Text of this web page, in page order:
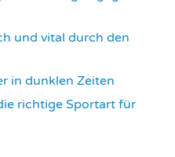
und vital durch den
in dunklen Zeiten
richtige Sportart für